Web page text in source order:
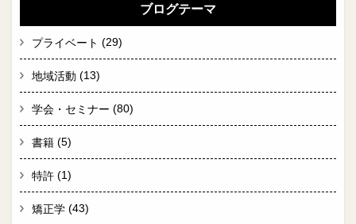
ブログテーマ
プライベート (29)
地域活動 (13)
学会・セミナー (80)
書籍 (5)
特許 (1)
矯正学 (43)